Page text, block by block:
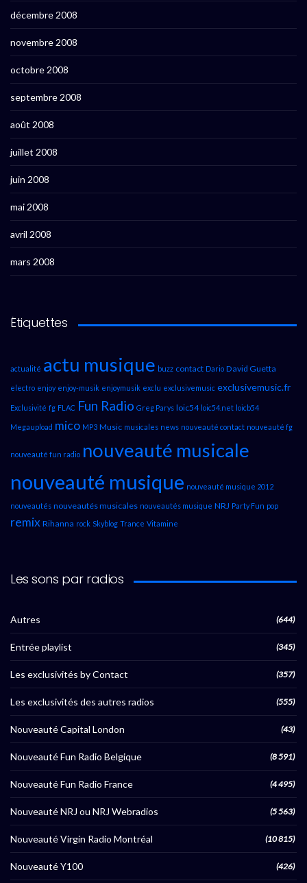
décembre 2008
novembre 2008
octobre 2008
septembre 2008
août 2008
juillet 2008
juin 2008
mai 2008
avril 2008
mars 2008
Étiquettes
actualité actu musique buzz contact Dario David Guetta
electro enjoy enjoy-musik enjoymusik exclu exclusivemusic exclusivemusic.fr
Exclusivité fg FLAC Fun Radio Greg Parys loic54 loic54.net loicb54
Megaupload mico MP3 Music musicales news nouveauté contact nouveauté fg
nouveauté fun radio nouveauté musicale
nouveauté musique nouveauté musique 2012
nouveautés nouveautés musicales nouveautés musique NRJ Party Fun pop
remix Rihanna rock Skyblog Trance Vitamine
Les sons par radios
Autres (644)
Entrée playlist (345)
Les exclusivités by Contact (357)
Les exclusivités des autres radios (555)
Nouveauté Capital London (43)
Nouveauté Fun Radio Belgique (8 591)
Nouveauté Fun Radio France (4 495)
Nouveauté NRJ ou NRJ Webradios (5 563)
Nouveauté Virgin Radio Montréal (10 815)
Nouveauté Y100 (426)